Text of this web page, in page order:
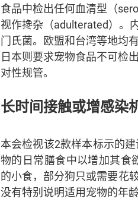
食品中检出任何血清型（
视作搀杂（adulterated）。
门氏菌。欧盟和台湾等地均
日本则要求宠物食品不可检
对性规管。
长时间接触或增感染
本会检视该2款样本标示的
物的日常膳食中以增加其食
的小食，部分狗只或需要花
没有特别说明适用宠物的年